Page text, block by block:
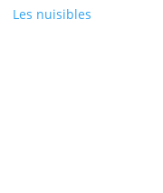
Les nuisibles